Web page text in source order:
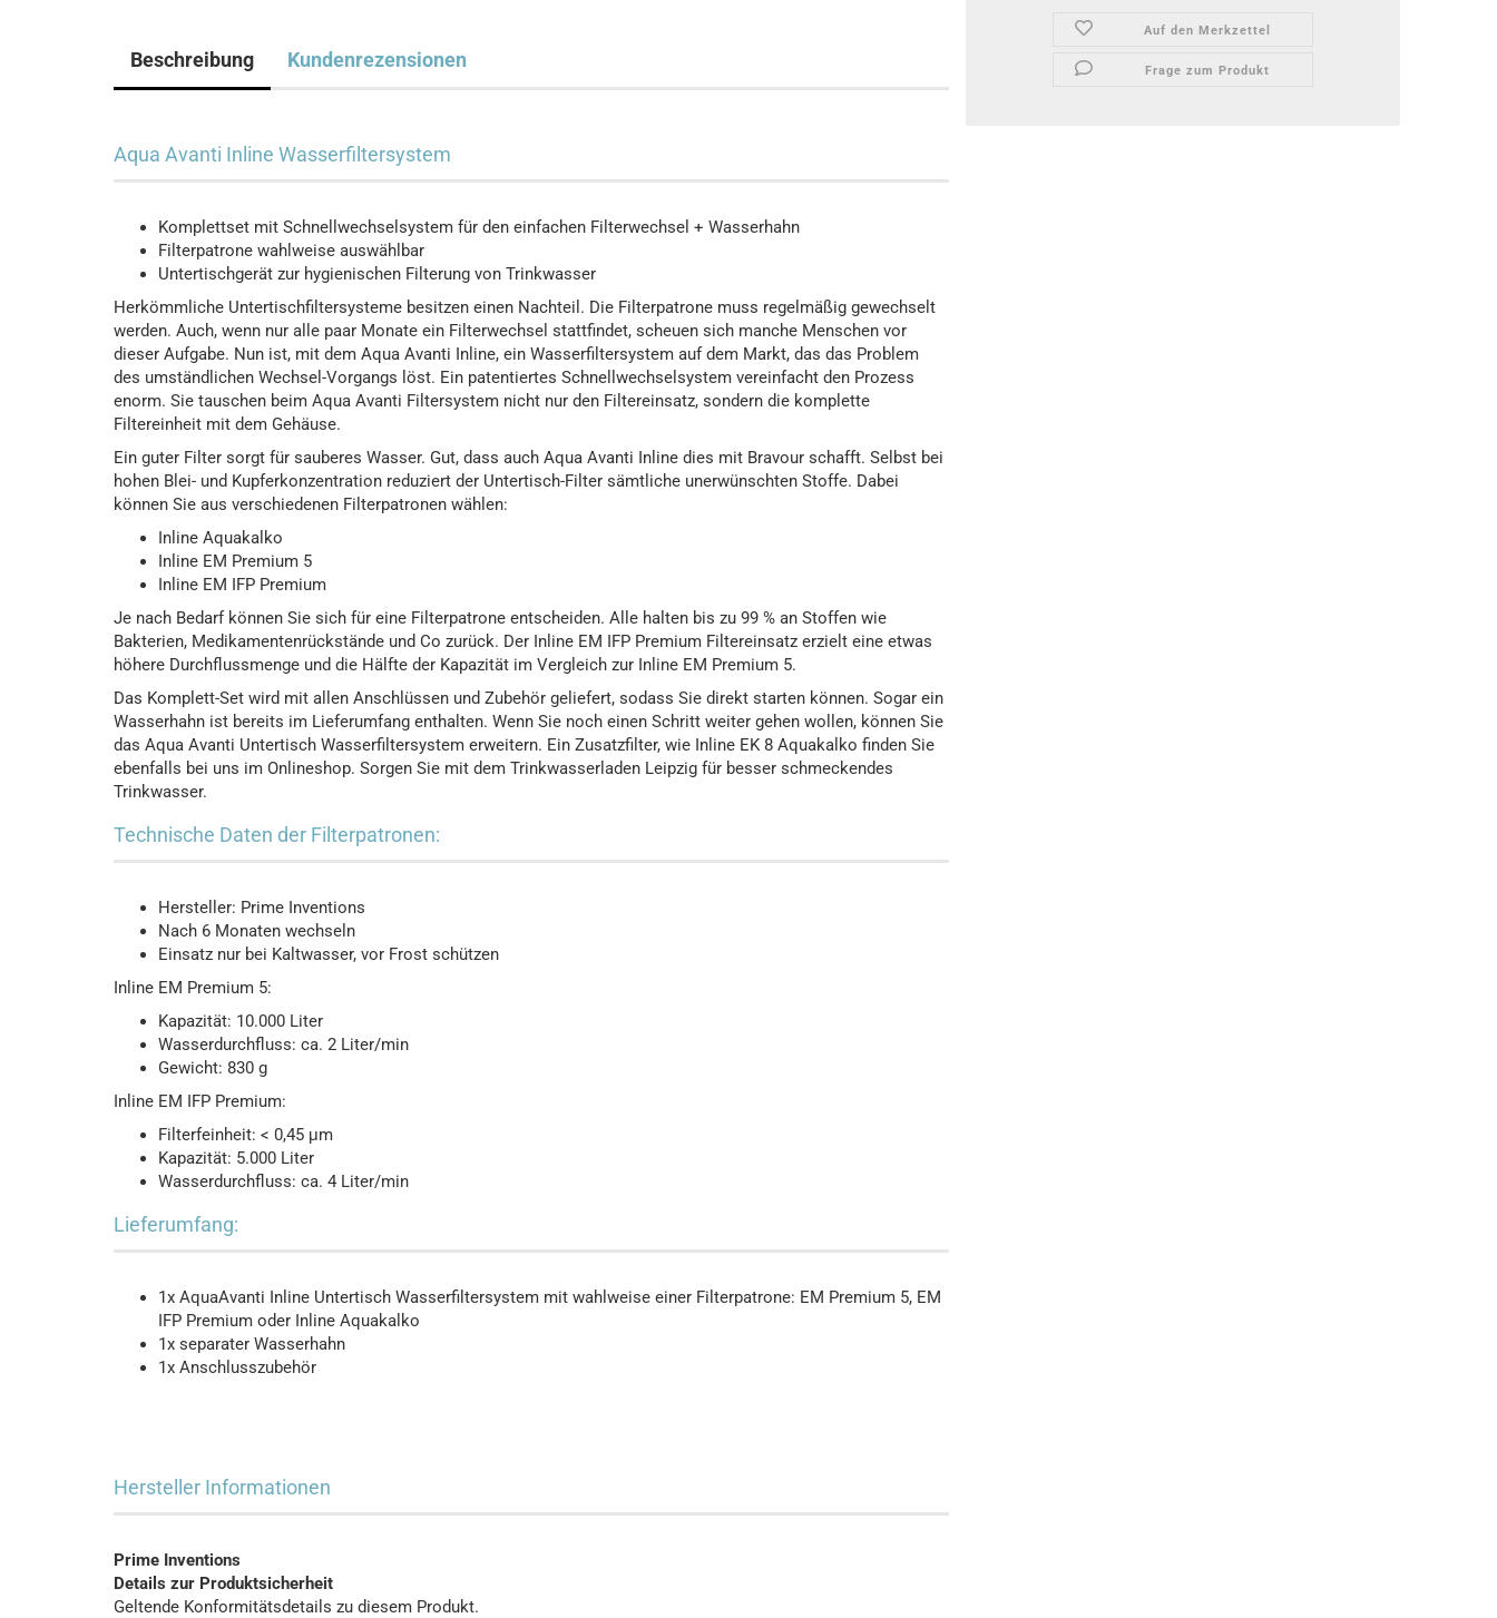
Auf den Merkzettel
Frage zum Produkt
Beschreibung Kundenrezensionen
Aqua Avanti Inline Wasserfiltersystem
Komplettset mit Schnellwechselsystem für den einfachen Filterwechsel + Wasserhahn
Filterpatrone wahlweise auswählbar
Untertischgerät zur hygienischen Filterung von Trinkwasser
Herkömmliche Untertischfiltersysteme besitzen einen Nachteil. Die Filterpatrone muss regelmäßig gewechselt
werden. Auch, wenn nur alle paar Monate ein Filterwechsel stattfindet, scheuen sich manche Menschen vor
dieser Aufgabe. Nun ist, mit dem Aqua Avanti Inline, ein Wasserfiltersystem auf dem Markt, das das Problem
des umständlichen Wechsel-Vorgangs löst. Ein patentiertes Schnellwechselsystem vereinfacht den Prozess
enorm. Sie tauschen beim Aqua Avanti Filtersystem nicht nur den Filtereinsatz, sondern die komplette
Filtereinheit mit dem Gehäuse.
Ein guter Filter sorgt für sauberes Wasser. Gut, dass auch Aqua Avanti Inline dies mit Bravour schafft. Selbst bei
hohen Blei- und Kupferkonzentration reduziert der Untertisch-Filter sämtliche unerwünschten Stoffe. Dabei
können Sie aus verschiedenen Filterpatronen wählen:
Inline Aquakalko
Inline EM Premium 5
Inline EM IFP Premium
Je nach Bedarf können Sie sich für eine Filterpatrone entscheiden. Alle halten bis zu 99 % an Stoffen wie
Bakterien, Medikamentenrückstände und Co zurück. Der Inline EM IFP Premium Filtereinsatz erzielt eine etwas
höhere Durchflussmenge und die Hälfte der Kapazität im Vergleich zur Inline EM Premium 5.
Das Komplett-Set wird mit allen Anschlüssen und Zubehör geliefert, sodass Sie direkt starten können. Sogar ein
Wasserhahn ist bereits im Lieferumfang enthalten. Wenn Sie noch einen Schritt weiter gehen wollen, können Sie
das Aqua Avanti Untertisch Wasserfiltersystem erweitern. Ein Zusatzfilter, wie Inline EK 8 Aquakalko finden Sie
ebenfalls bei uns im Onlineshop. Sorgen Sie mit dem Trinkwasserladen Leipzig für besser schmeckendes
Trinkwasser.
Technische Daten der Filterpatronen:
Hersteller: Prime Inventions
Nach 6 Monaten wechseln
Einsatz nur bei Kaltwasser, vor Frost schützen
Inline EM Premium 5:
Kapazität: 10.000 Liter
Wasserdurchfluss: ca. 2 Liter/min
Gewicht: 830 g
Inline EM IFP Premium:
Filterfeinheit: < 0,45 μm
Kapazität: 5.000 Liter
Wasserdurchfluss: ca. 4 Liter/min
Lieferumfang:
1x AquaAvanti Inline Untertisch Wasserfiltersystem mit wahlweise einer Filterpatrone: EM Premium 5, EM
IFP Premium oder Inline Aquakalko
1x separater Wasserhahn
1x Anschlusszubehör
Hersteller Informationen
Prime Inventions
Details zur Produktsicherheit
Geltende Konformitätsdetails zu diesem Produkt.